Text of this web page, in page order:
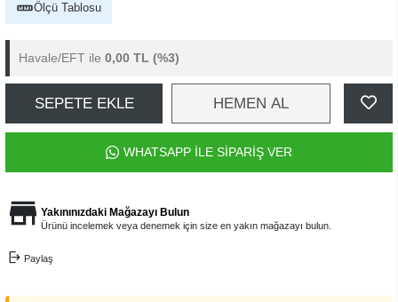
Ölçü Tablosu
Havale/EFT ile 0,00 TL (%3)
SEPETE EKLE HEMEN AL
WHATSAPP İLE SİPARİŞ VER
Yakınınızdaki Mağazayı Bulun
Ürünü incelemek veya denemek için size en yakın mağazayı bulun.
Paylaş